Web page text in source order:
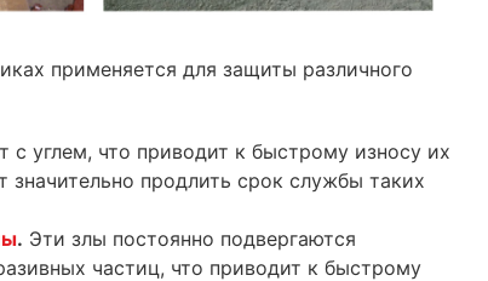
применяется для защиты различного
с углем, что приводит к быстрому износу их
значительно продлить срок службы таких
. Эти злы постоянно подвергаются
частиц, что приводит к быстрому